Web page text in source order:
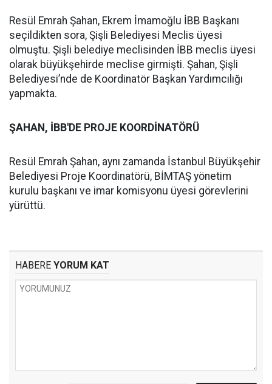
Resül Emrah Şahan, Ekrem İmamoğlu İBB Başkanı
seçildikten sora, Şişli Belediyesi Meclis üyesi
olmuştu. Şişli belediye meclisinden İBB meclis üyesi
olarak büyükşehirde meclise girmişti. Şahan, Şişli
Belediyesi’nde de Koordinatör Başkan Yardımcılığı
yapmakta.
ŞAHAN, İBB'DE PROJE KOORDİNATÖRÜ
Resül Emrah Şahan, aynı zamanda İstanbul Büyükşehir
Belediyesi Proje Koordinatörü, BİMTAŞ yönetim
kurulu başkanı ve imar komisyonu üyesi görevlerini
yürüttü.
HABERE YORUM KAT